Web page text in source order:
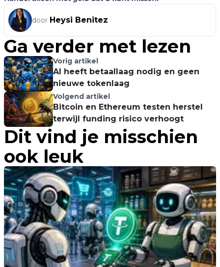
door Heysi Benitez
Ga verder met lezen
Vorig artikel
AI heeft betaallaag nodig en geen
nieuwe tokenlaag
Volgend artikel
Bitcoin en Ethereum testen herstel
terwijl funding risico verhoogt
Dit vind je misschien
ook leuk